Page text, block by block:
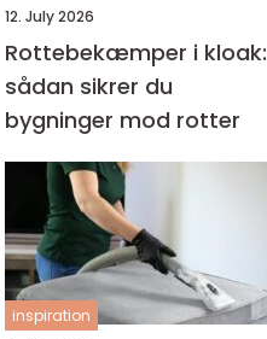
12. July 2026
Rottebekæmper i kloak:
sådan sikrer du
bygninger mod rotter
inspiration